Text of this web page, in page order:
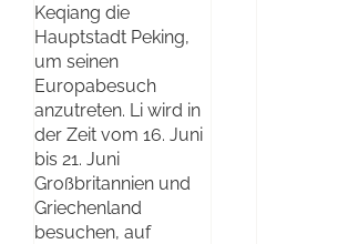
Keqiang die
Hauptstadt Peking,
um seinen
Europabesuch
anzutreten. Li wird in
der Zeit vom 16. Juni
bis 21. Juni
Großbritannien und
Griechenland
besuchen, auf